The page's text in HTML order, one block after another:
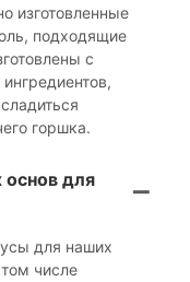
изготовленные
подходящие
с
горшка.
основ для
для наших
числе